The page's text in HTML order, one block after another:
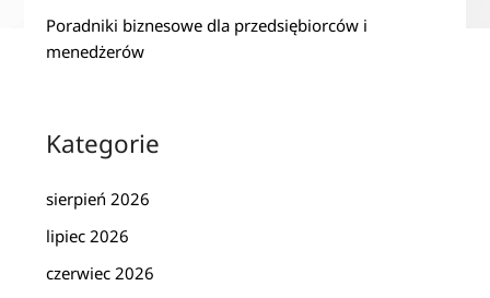
Poradniki biznesowe dla przedsiębiorców i
menedżerów
Kategorie
sierpień 2026
lipiec 2026
czerwiec 2026